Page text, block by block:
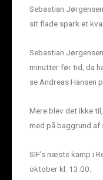
Sebastian
sit flade spark et
Sebastian
minutter før tid, da
se Andreas Hansen
Mere blev det ikke
med på baggrund af
SIF’s næste kamp i
oktober kl. 13.00.